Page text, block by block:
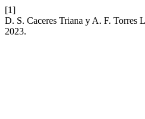
[1]
D. S. Caceres Triana y A. F. Torres
2023.